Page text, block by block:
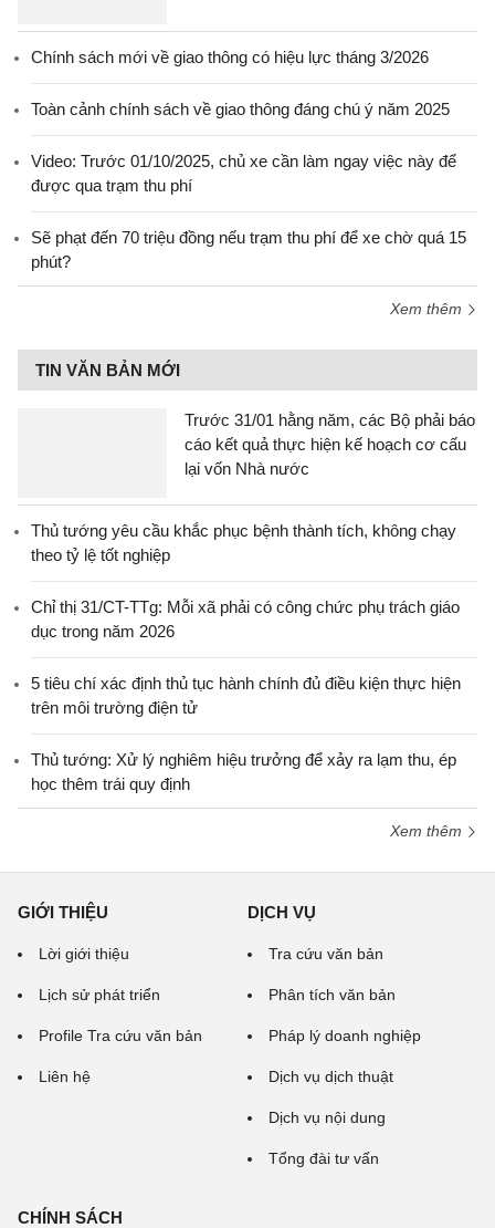
Chính sách mới về giao thông có hiệu lực tháng 3/2026
Toàn cảnh chính sách về giao thông đáng chú ý năm 2025
Video: Trước 01/10/2025, chủ xe cần làm ngay việc này để
được qua trạm thu phí
Sẽ phạt đến 70 triệu đồng nếu trạm thu phí để xe chờ quá 15
phút?
Xem thêm
TIN VĂN BẢN MỚI
Trước 31/01 hằng năm, các Bộ phải báo
cáo kết quả thực hiện kế hoạch cơ cấu
lại vốn Nhà nước
Thủ tướng yêu cầu khắc phục bệnh thành tích, không chạy
theo tỷ lệ tốt nghiệp
Chỉ thị 31/CT-TTg: Mỗi xã phải có công chức phụ trách giáo
dục trong năm 2026
5 tiêu chí xác định thủ tục hành chính đủ điều kiện thực hiện
trên môi trường điện tử
Thủ tướng: Xử lý nghiêm hiệu trưởng để xảy ra lạm thu, ép
học thêm trái quy định
Xem thêm
GIỚI THIỆU
Lời giới thiệu
Lịch sử phát triển
Profile Tra cứu văn bản
Liên hệ
DỊCH VỤ
Tra cứu văn bản
Phân tích văn bản
Pháp lý doanh nghiệp
Dịch vụ dịch thuật
Dịch vụ nội dung
Tổng đài tư vấn
CHÍNH SÁCH